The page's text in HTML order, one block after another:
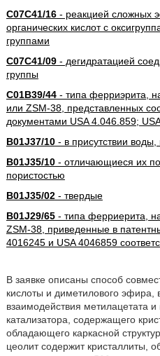
C07C41/16- реакцией сложных
органических кислот с
группами
C07C41/09- дегидратацией
группы
C01B39/44- типа ферриэрита,
или ZSM-38, представленных
документами USA 4.046.859;
B01J37/10- в присутствии
B01J35/10- отличающиеся их
пористостью
B01J35/02- твердые
B01J29/65- типа ферриерита,
ZSM-38, приведенные в
4016245 и USA 4046859
В заявке описаны способ
кислоты и диметилового
взаимодействия метилацетата и
катализатора, содержащего
обладающего каркасной
цеолит содержит кристаллиты,